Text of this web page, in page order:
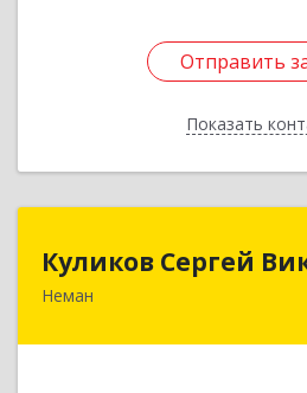
Отправить
Показать
Отправить
Назад
Куликов Сергей
Неман
Куликов